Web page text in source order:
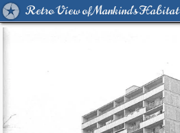
Retro View of Mankind's Habitat